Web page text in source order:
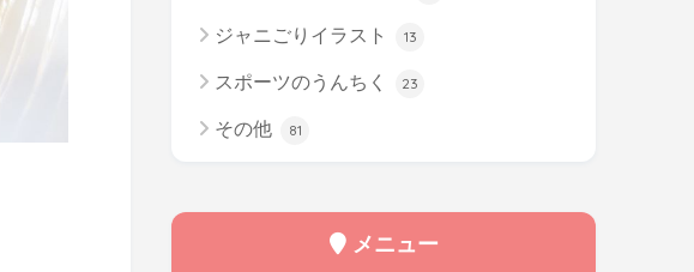
ジャニごりイラスト 13
スポーツのうんちく 23
その他 81
メニュー